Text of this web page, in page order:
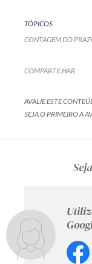
TÓPICOS
CONTAGEM DO
COMPARTILHAR
AVALIE ESTE
SEJA O PRIMEIRO A